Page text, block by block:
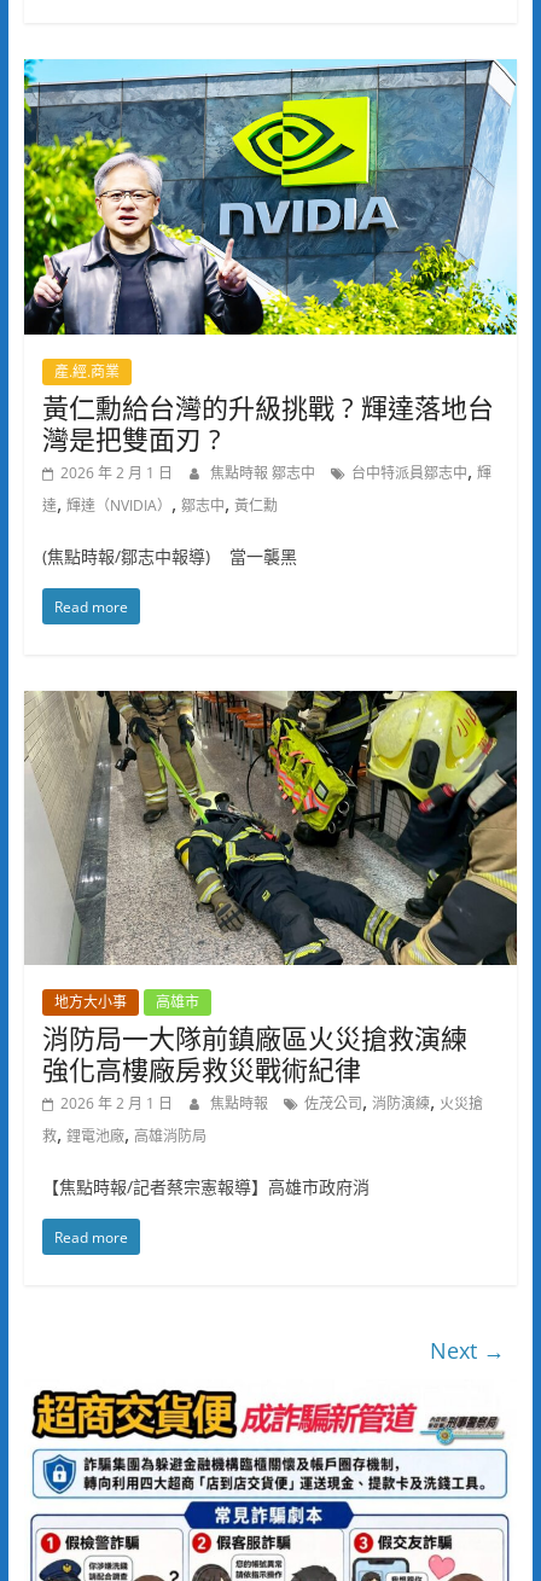
產.經.商業
黃仁勳給台灣的升級挑戰 ? 輝達落地台
灣是把雙面刃 ?
2026 年 2 月 1 日 焦點時報 鄒志中 台中特派員鄒志中, 輝
達, 輝達（NVIDIA） , 鄒志中, 黃仁勳
(焦點時報/鄒志中報導) 當一襲黑
Read more
地方大小事 高雄市
消防局一大隊前鎮廠區火災搶救演練
強化高樓廠房救災戰術紀律
2026 年 2 月 1 日 焦點時報 佐茂公司, 消防演練, 火災搶
救, 鋰電池廠, 高雄消防局
【焦點時報/記者蔡宗憲報導】高雄市政府消
Read more
Next →